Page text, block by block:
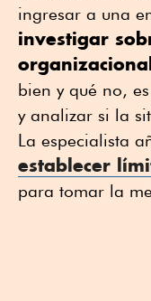
ingresar a una
investigar
organizacional
bien y qué no,
y analizar si la
La especialista
establecer
para tomar la